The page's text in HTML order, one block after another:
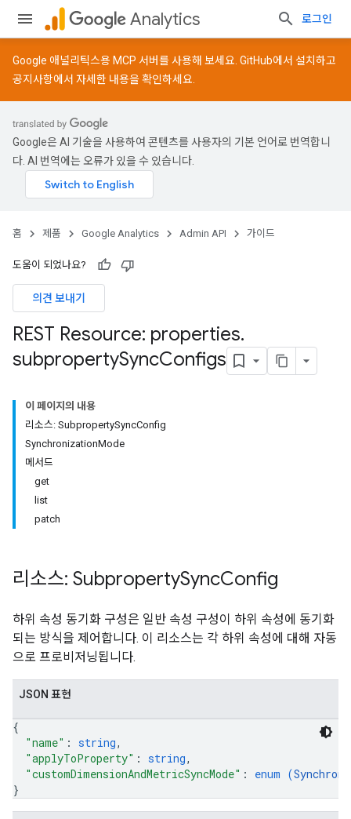
Analytics 로그인
Google 애널리틱스용 MCP 서버를 사용해 보세요. GitHub에서 설치하고
공지사항에서 자세한 내용을 확인하세요.
Google은 AI 기술을 사용하여 콘텐츠를 사용자의 기본 언어로 번역합니
다. AI 번역에는 오류가 있을 수 있습니다.
홈 제품 Google Analytics Admin API 가이드
도움이 되었나요?
의견 보내기
REST Resource: properties.
subpropertySyncConfigs
이 페이지의 내용
리소스: SubpropertySyncConfig
SynchronizationMode
메서드
get
list
patch
리소스: SubpropertySyncConfig
하위 속성 동기화 구성은 일반 속성 구성이 하위 속성에 동기화
되는 방식을 제어합니다. 이 리소스는 각 하위 속성에 대해 자동
으로 프로비저닝됩니다.
JSON 표현
{
"name" : string,
"applyToProperty" : string,
"customDimensionAndMetricSyncMode" : enum (
}